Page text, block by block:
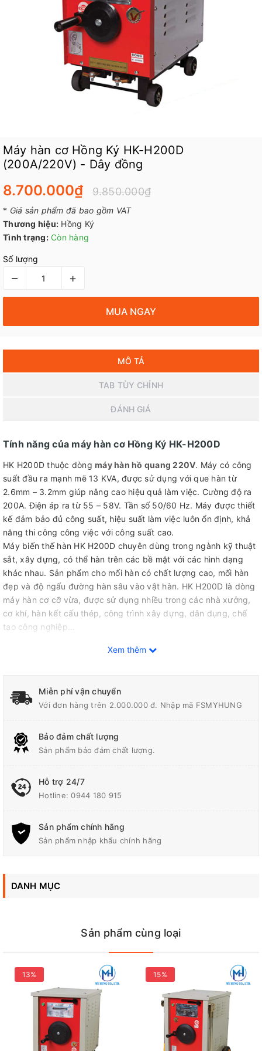
Máy hàn cơ Hồng Ký HK-H200D
(200A/220V) - Dây đồng
8.700.000₫ 9.850.000₫
* Giá sản phẩm đã bao gồm VAT
Thương hiệu: Hồng Ký
Tình trạng: Còn hàng
Số lượng
– +
MUA NGAY
MÔ TẢ
TAB TÙY CHỈNH
ĐÁNH GIÁ
Tính năng của máy hàn cơ Hồng Ký HK-H200D
HK H200D thuộc dòng máy hàn hồ quang 220V. Máy có công
suất đầu ra mạnh mẽ 13 KVA, được sử dụng với que hàn từ
2.6mm – 3.2mm giúp nâng cao hiệu quả làm việc. Cường độ ra
200A. Điện áp ra từ 55 – 58V. Tần số 50/60 Hz. Máy được thiết
kế đảm bảo đủ công suất, hiệu suất làm việc luôn ổn định, khả
năng thi công công việc với công suất cao.
Máy biến thế hàn HK H200D chuyên dùng trong ngành kỹ thuật
sắt, xây dựng, có thể hàn trên các bề mặt với các hình dạng
khác nhau. Sản phẩm cho mối hàn có chất lượng cao, mối hàn
đẹp và độ ngấu đường hàn sâu vào vật hàn. HK H200D là dòng
máy hàn cơ cỡ vừa, được sử dụng nhiều trong các nhà xưởng,
cơ khí, hàn kết cấu thép, công trình xây dựng, dân dụng, chế
tạo công nghiệp…
Dây đồng của máy biến thế hàn HK H200D
cho sản phẩm có độ chính xác cao, tiết kiệm điện, tiết kiệm thời
gian làm việc nên nâng cao hiệu quả trong công việc và mức độ
Giống như các sản phẩm máy hàn khác, HK H200D được Hồng
Ký áp dụng chính sách bảo hành chính hãng 24 tháng.
Điện áp vào (V) 1 pha 220V
55 - 58
Sử dụng que hàn (mm) 2.6 - 3.2
Xem thêm
Miễn phí vận chuyển
Với đơn hàng trên 2.000.000 đ. Nhập mã FSMYHUNG
Bảo đảm chất lượng
Sản phẩm bảo đảm chất lượng.
Hỗ trợ 24/7
Hotline:0944 180 915
Sản phẩm chính hãng
Sản phẩm nhập khẩu chính hãng
DANH MỤC
Sản phẩm cùng loại
13% 15%